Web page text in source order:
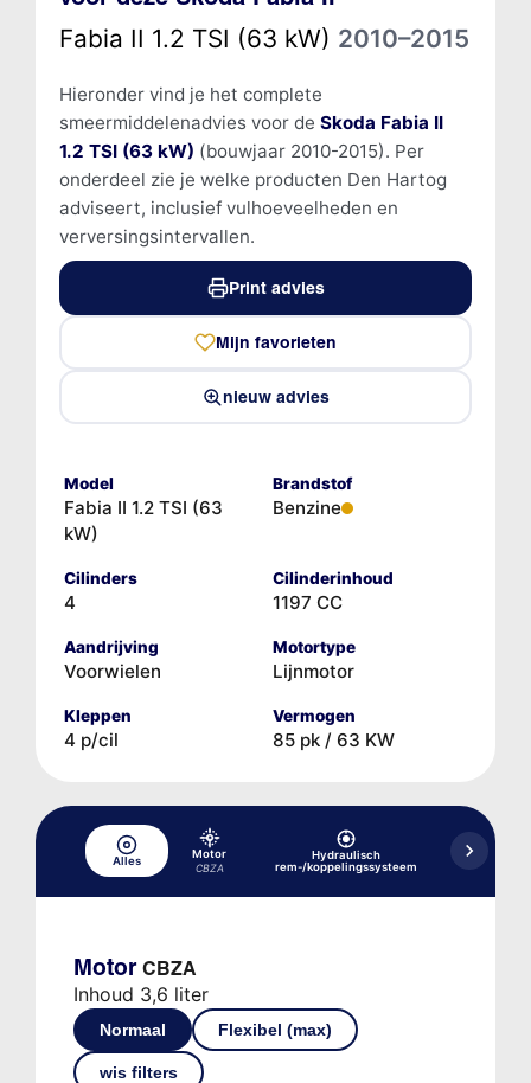
Fabia II 1.2 TSI (63 kW) 2010–2015
Hieronder vind je het complete
smeermiddelenadvies voor de Skoda Fabia II
1.2 TSI (63 kW) (bouwjaar 2010-2015). Per
onderdeel zie je welke producten Den Hartog
adviseert, inclusief vulhoeveelheden en
verversingsintervallen.
Print advies
Mijn favorieten
nieuw advies
Model
Fabia II 1.2 TSI (63
kW)
Brandstof
Benzine
Cilinders
4
Cilinderinhoud
1197 CC
Aandrijving
Voorwielen
Motortype
Lijnmotor
Kleppen
4 p/cil
Vermogen
85 pk / 63 KW
Alles
Motor
CBZA
Hydraulisch
rem-/koppelingssysteem
Koelsysteem
Motor CBZA
Inhoud 3,6 liter
Normaal Flexibel (max)
wis filters